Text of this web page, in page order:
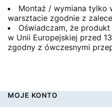
Montaż / wymiana tylko
warsztacie zgodnie z
Oświadczam, że
w Unii Europejskiej przed
zgodny z ówczesnymi
Linki w stopce
MOJE KONTO